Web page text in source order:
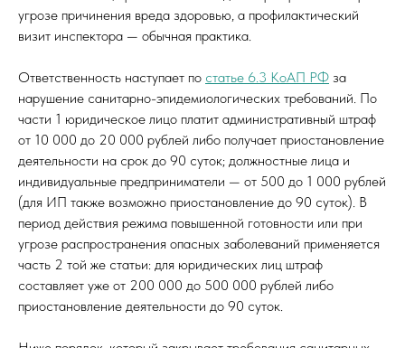
угрозе причинения вреда здоровью, а профилактический
визит инспектора — обычная практика.
Ответственность наступает по статье 6.3 КоАП РФ за
нарушение санитарно-эпидемиологических требований. По
части 1 юридическое лицо платит административный штраф
от 10 000 до 20 000 рублей либо получает приостановление
деятельности на срок до 90 суток; должностные лица и
индивидуальные предприниматели — от 500 до 1 000 рублей
(для ИП также возможно приостановление до 90 суток). В
период действия режима повышенной готовности или при
угрозе распространения опасных заболеваний применяется
часть 2 той же статьи: для юридических лиц штраф
составляет уже от 200 000 до 500 000 рублей либо
приостановление деятельности до 90 суток.